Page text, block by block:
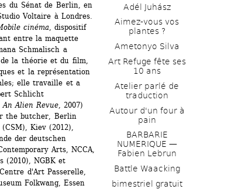
du Sénat de Berlin, en
Voltaire à Londres.
cinéma, dispositif
entre la maquette
Schmalisch a
la théorie et du film,
et la représentation
elle travaille et a
Schlicht
An Alien Revue, 2007)
the butcher, Berlin
Kiev (2012),
der deutschen
Arts, NCCA,
(2010), NGBK et
d'Art Passerelle,
Folkwang, Essen
Adél Juhász
Aimez-vous vos
plantes ?
Ametonyo Silva
Art Refuge fête ses
10 ans
Atelier parlé de
traduction
Autour d'un four à
pain
BARBARIE
NUMERIQUE —
Fabien Lebrun
Battle Waacking
bimestriel gratuit